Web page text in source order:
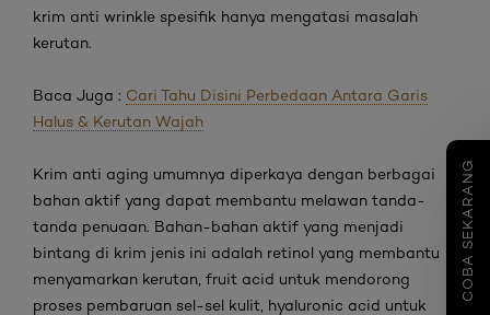
COBA SEKARANG
krim anti wrinkle spesifik hanya mengatasi masalah
kerutan.
Baca Juga : Cari Tahu Disini Perbedaan Antara Garis
Halus & Kerutan Wajah
Krim anti aging umumnya diperkaya dengan berbagai
bahan aktif yang dapat membantu melawan tanda-
tanda penuaan. Bahan-bahan aktif yang menjadi
bintang di krim jenis ini adalah retinol yang membantu
menyamarkan kerutan, fruit acid untuk mendorong
proses pembaruan sel-sel kulit, hyaluronic acid untuk